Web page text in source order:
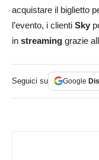
acquistare il biglietto
l’evento, i clienti Sky
in streaming grazie
Seguici su Google